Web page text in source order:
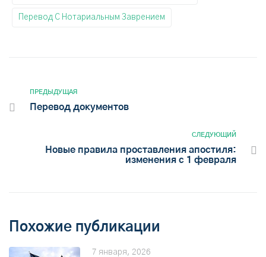
Перевод С Нотариальным Заврением
ПРЕДЫДУЩАЯ
Перевод документов
СЛЕДУЮЩИЙ
Новые правила проставления апостиля:
изменения с 1 февраля
Похожие публикации
7 января, 2026